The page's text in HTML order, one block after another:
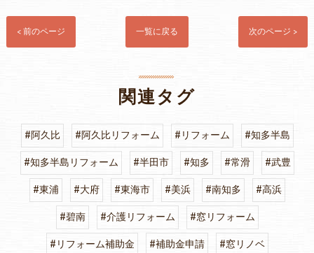
< 前のページ 一覧に戻る 次のページ >
関連タグ
#阿久比 #阿久比リフォーム #リフォーム
#知多半島
#知多半島リフォーム
#半田市 #知多 #常滑
#武豊
#東浦
#大府 #東海市 #美浜 #南知多
#高浜
#碧南
#介護リフォーム
#窓リフォーム
#リフォーム補助金
#補助金申請 #窓リノベ